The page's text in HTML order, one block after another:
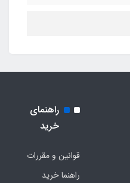
راهنمای
خرید
قوانین و مقررات
راهنما خرید